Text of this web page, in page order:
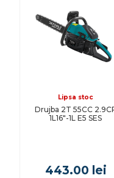
Lipsa stoc
Drujba 2T 55CC
1L16"-1L E5 SES
443.00 lei